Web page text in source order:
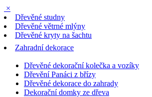
×
Dřevěné studny
Dřevěné větrné mlýny
Dřevěné kryty na šachtu
Zahradní dekorace
Dřevěné dekorační kolečka a vozíky
Dřevění Panáci z břízy
Dřevěné dekorace do zahrady
Dekorační domky ze dřeva